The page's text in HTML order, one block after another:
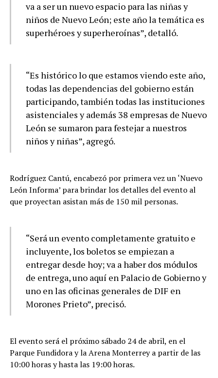
va a ser un nuevo espacio para las niñas y
niños de Nuevo León; este año la temática es
superhéroes y superheroínas”, detalló.
“Es histórico lo que estamos viendo este año,
todas las dependencias del gobierno están
participando, también todas las instituciones
asistenciales y además 38 empresas de Nuevo
León se sumaron para festejar a nuestros
niños y niñas”, agregó.
Rodríguez Cantú, encabezó por primera vez un ‘Nuevo
León Informa’ para brindar los detalles del evento al
que proyectan asistan más de 150 mil personas.
“Será un evento completamente gratuito e
incluyente, los boletos se empiezan a
entregar desde hoy; va a haber dos módulos
de entrega, uno aquí en Palacio de Gobierno y
uno en las oficinas generales de DIF en
Morones Prieto”, precisó.
El evento será el próximo sábado 24 de abril, en el
Parque Fundidora y la Arena Monterrey a partir de las
10:00 horas y hasta las 19:00 horas.